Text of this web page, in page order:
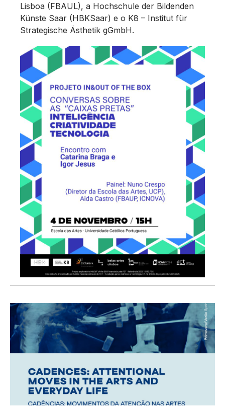
Lisboa (FBAUL), a Hochschule der Bildenden
Künste Saar (HBKSaar) e o K8 – Institut für
Strategische Ästhetik gGmbH.